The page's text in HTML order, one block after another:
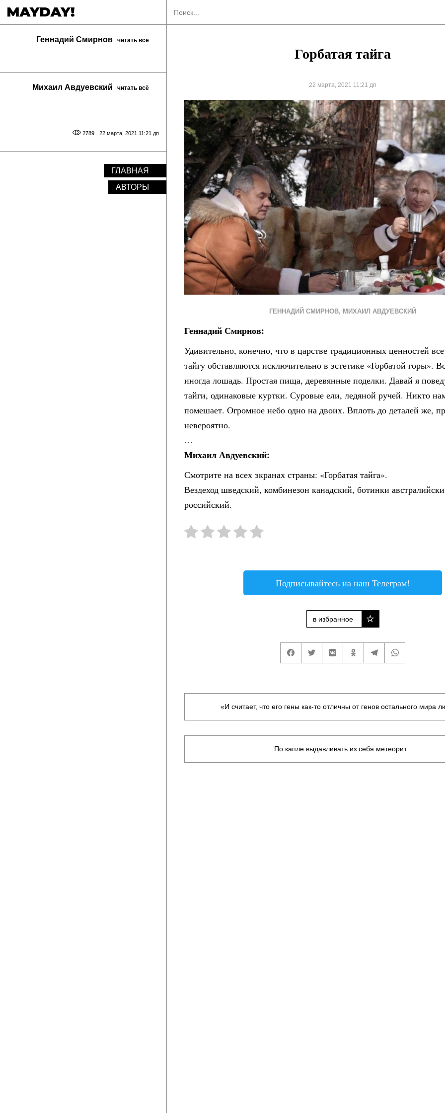
Геннадий Смирнов читать всё
Михаил Авдуевский читать всё
22 марта, 2021 11:21 дп
2789
ГЛАВНАЯ
АВТОРЫ
Горбатая тайга
22 марта, 2021 11:21 дп
ГЕННАДИЙ СМИРНОВ, МИХАИЛ АВДУЕВСКИЙ
Геннадий Смирнов:
Удивительно, конечно, что в царстве традиционных ценностей
тайгу обставляются исключительно в эстетике «Горбатой горы».
иногда лошадь. Простая пища, деревянные поделки. Давай я
тайги, одинаковые куртки. Суровые ели, ледяной ручей. Никто
помешает. Огромное небо одно на двоих. Вплоть до деталей же,
невероятно.
…
Михаил Авдуевский:
Смотрите на всех экранах страны: «Горбатая тайга».
Вездеход шведский, комбинезон канадский, ботинки
российский.
Подписывайтесь на наш Телеграм!
в избранное
«И считает, что его гены как-то отличны от генов остального мира
По капле выдавливать из себя метеорит